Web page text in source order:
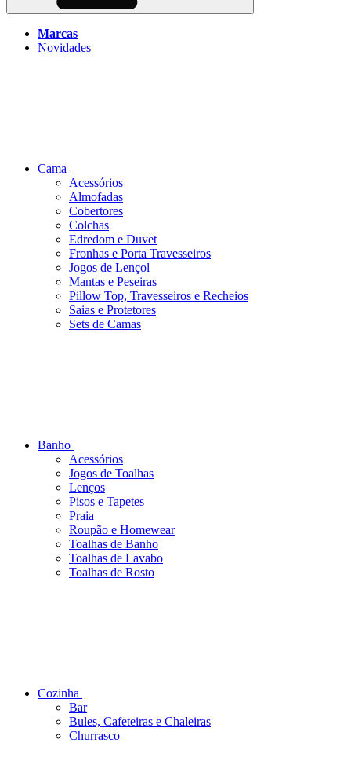
Marcas
Novidades
Cama
Acessórios
Almofadas
Cobertores
Colchas
Edredom e Duvet
Fronhas e Porta Travesseiros
Jogos de Lençol
Mantas e Peseiras
Pillow Top, Travesseiros e Recheios
Saias e Protetores
Sets de Camas
Banho
Acessórios
Jogos de Toalhas
Lenços
Pisos e Tapetes
Praia
Roupão e Homewear
Toalhas de Banho
Toalhas de Lavabo
Toalhas de Rosto
Cozinha
Bar
Bules, Cafeteiras e Chaleiras
Churrasco